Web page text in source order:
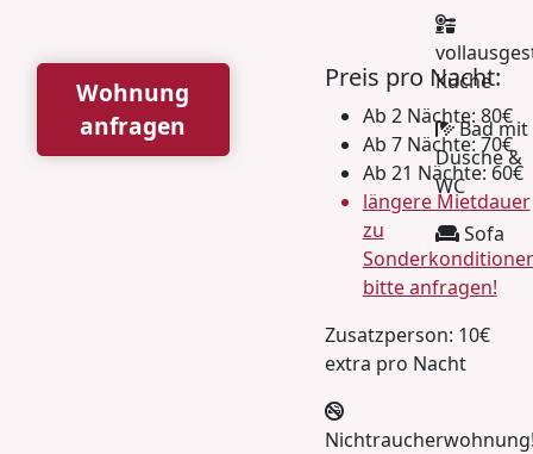
Küche
Bad mit
Dusche &
WC
Sofa
Wohnung
anfragen
Preis pro Nacht:
Ab 2 Nächte: 80€
Ab 7 Nächte: 70€
Ab 21 Nächte: 60€
längere Mietdauer
zu
bitte anfragen!
Zusatzperson: 10€
extra pro Nacht